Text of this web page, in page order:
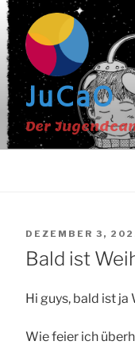
Zum
Inhalt
springen
JuCaO
Der
AM
DEZEMBER 3,
Bald ist
Hi guys, bald ist ja
Wie feier ich